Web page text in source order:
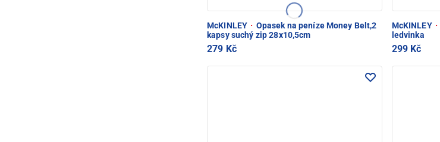
McKINLEY · Opasek na peníze Money Belt,2
kapsy suchý zip 28x10,5cm
279 Kč
McKINLEY ·
ledvinka
299 Kč